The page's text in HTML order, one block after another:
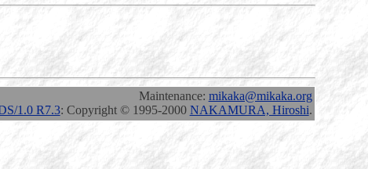
Maintenance: mikaka@mikaka.org
1.0 R7.3: Copyright © 1995-2000 NAKAMURA, Hiroshi.